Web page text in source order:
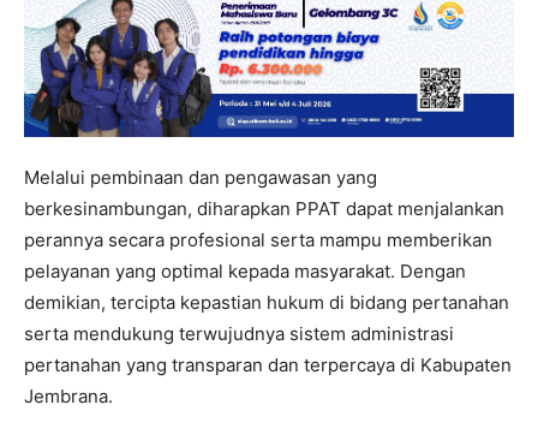
Melalui pembinaan dan pengawasan yang
berkesinambungan, diharapkan PPAT dapat menjalankan
perannya secara profesional serta mampu memberikan
pelayanan yang optimal kepada masyarakat. Dengan
demikian, tercipta kepastian hukum di bidang pertanahan
serta mendukung terwujudnya sistem administrasi
pertanahan yang transparan dan terpercaya di Kabupaten
Jembrana.